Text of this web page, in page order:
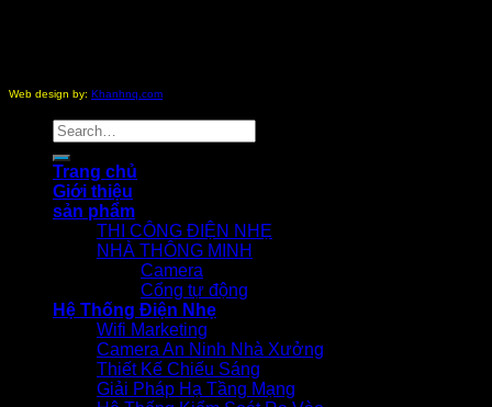
Web design by: Khanhnq.com
Search
for:
Trang chủ
Giới thiệu
sản phẩm
THI CÔNG ĐIỆN NHẸ
NHÀ THÔNG MINH
Camera
Cổng tự động
Hệ Thống Điện Nhẹ
Wifi Marketing
Camera An Ninh Nhà Xưởng
Thiết Kế Chiếu Sáng
Giải Pháp Hạ Tầng Mạng